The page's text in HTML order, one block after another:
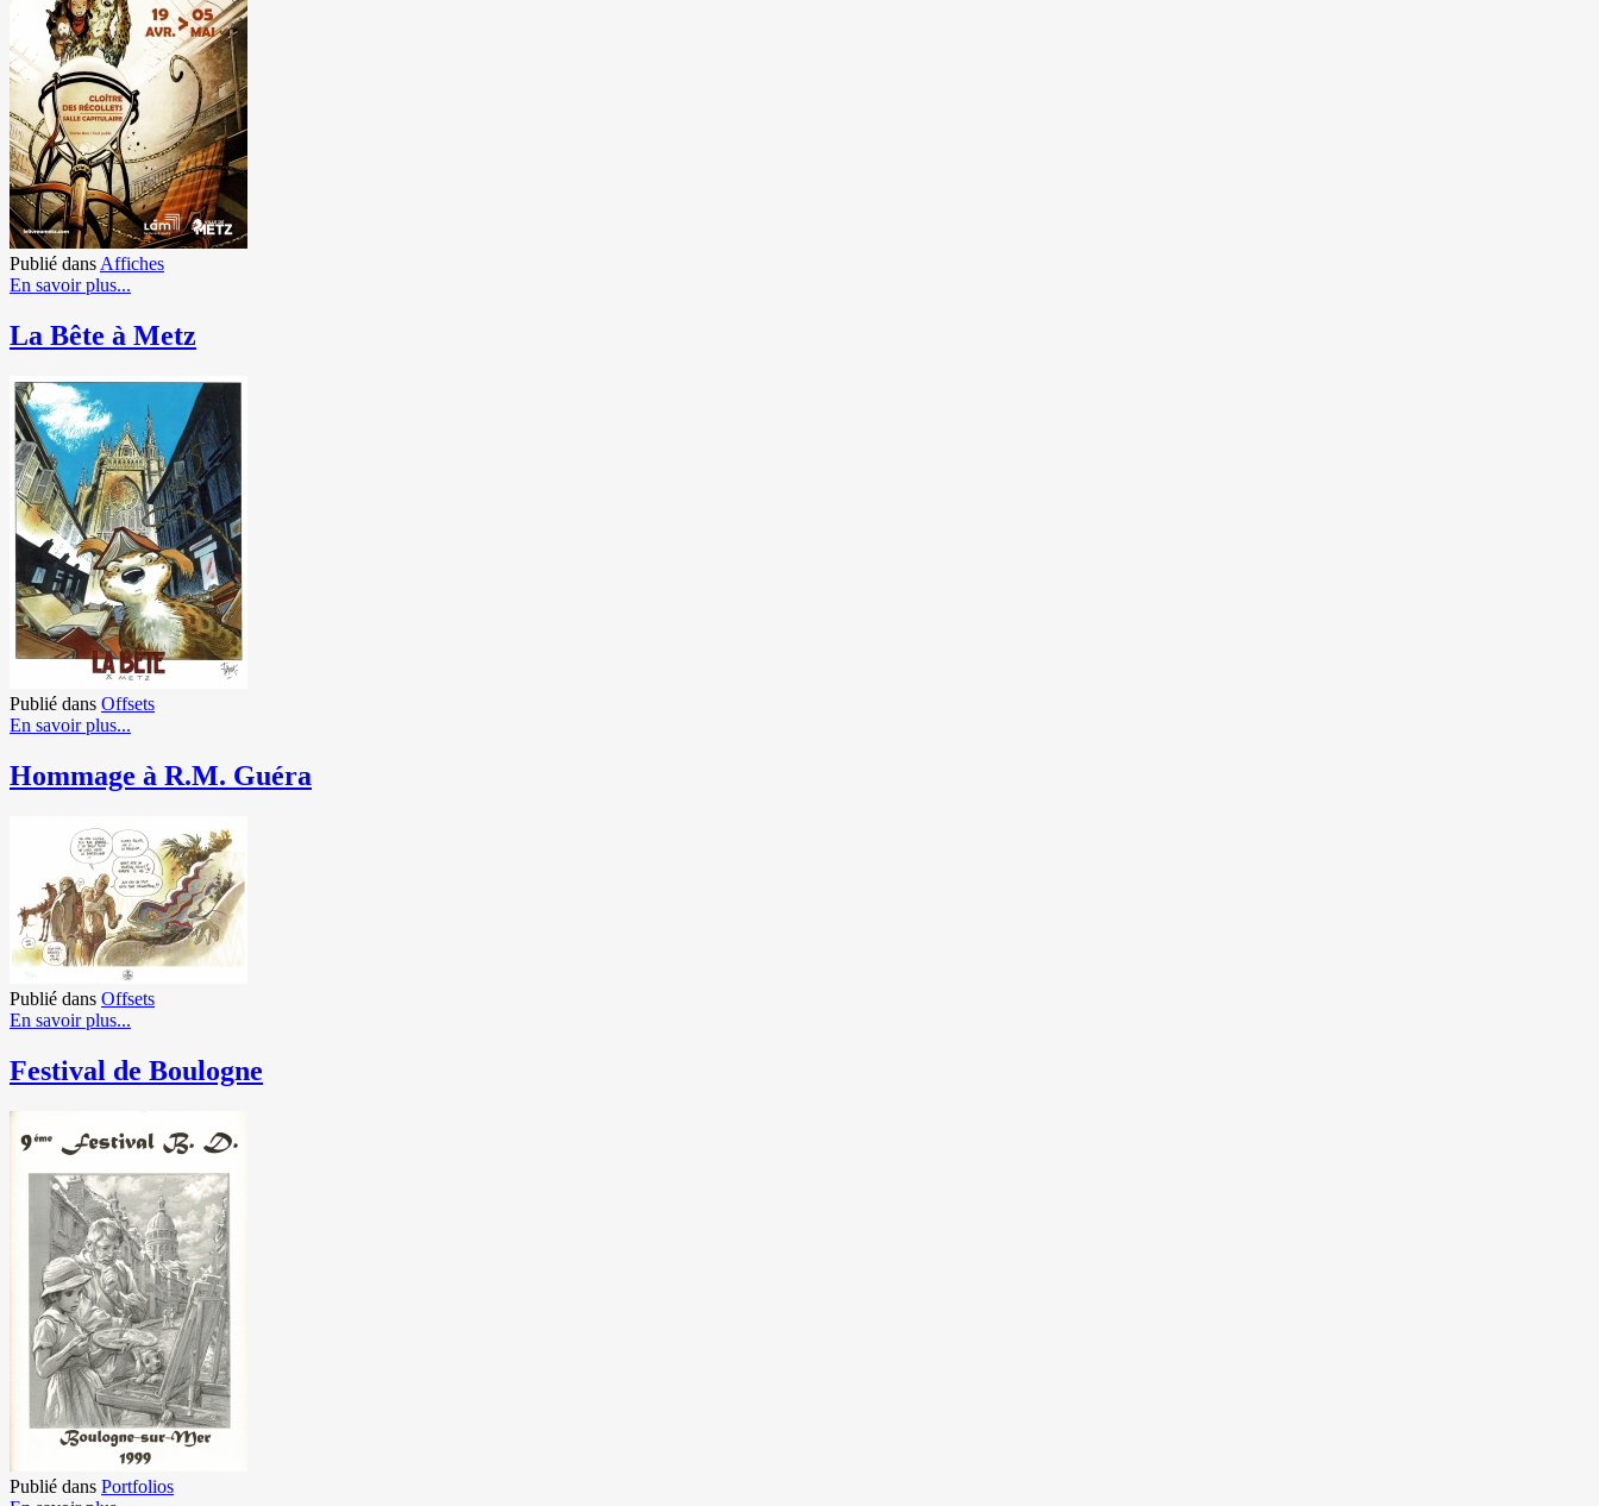
Publié dans Affiches
En savoir plus...
La Bête à Metz
Publié dans Offsets
En savoir plus...
Hommage à R.M. Guéra
Publié dans Offsets
En savoir plus...
Festival de Boulogne
Publié dans Portfolios